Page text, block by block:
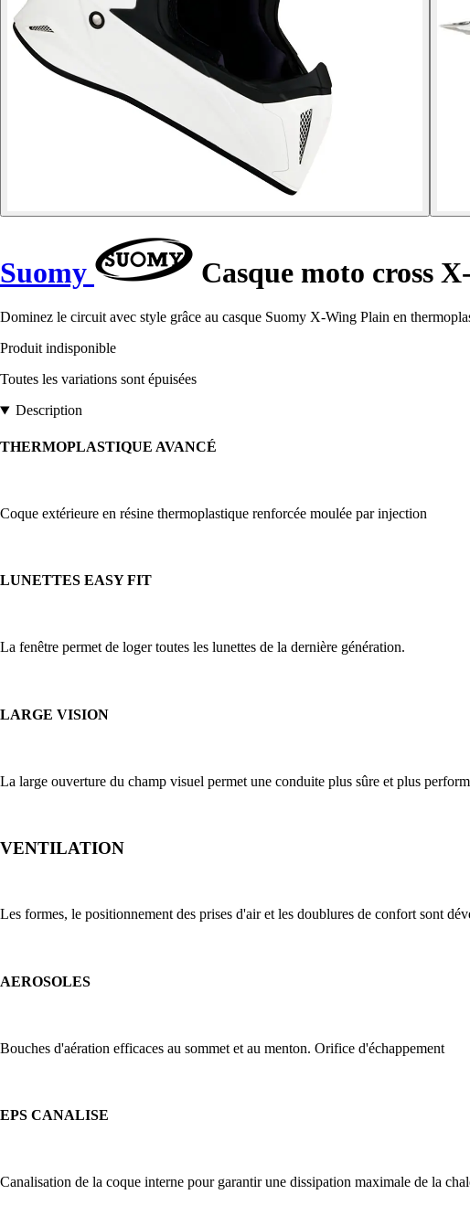
Suomy Casque moto cross
Dominez le circuit avec style grâce au casque Suomy X-Wing Plain en
Produit indisponible
Toutes les variations sont épuisées
Description
THERMOPLASTIQUE AVANCÉ
Coque extérieure en résine thermoplastique renforcée moulée par injection
LUNETTES EASY FIT
La fenêtre permet de loger toutes les lunettes de la dernière génération.
LARGE VISION
La large ouverture du champ visuel permet une conduite plus sûre et plus
VENTILATION
Les formes, le positionnement des prises d'air et les doublures de confort sont
AEROSOLES
Bouches d'aération efficaces au sommet et au menton. Orifice d'échappement
EPS CANALISE
Canalisation de la coque interne pour garantir une dissipation maximale de la